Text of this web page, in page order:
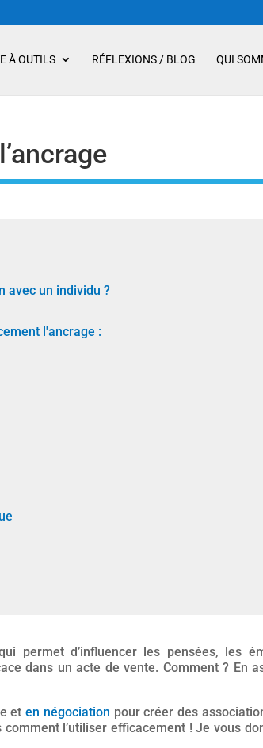
À OUTILS RÉFLEXIONS / BLOG QUI
avec un individu ?
l'ancrage :
permet d’influencer les pensées, les
dans un acte de vente. Comment ? En
eten négociation pour créer des
comment l’utiliser efficacement ! Je vous